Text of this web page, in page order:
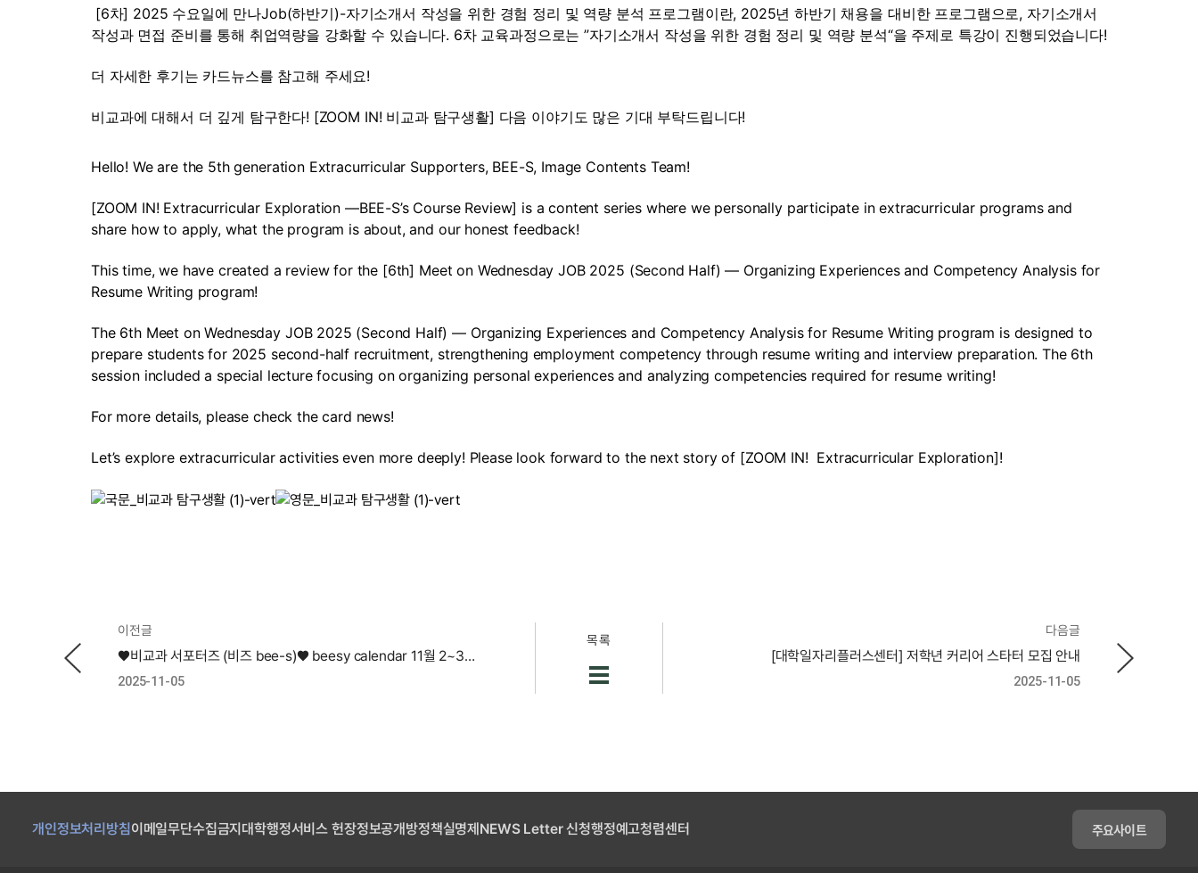
[6차] 2025 수요일에 만나Job(하반기)-자기소개서 작성을 위한 경험 정리 및 역량 분석 프로그램이란, 2025년 하반기 채용을 대비한 프로그램으로, 자기소개서
작성과 면접 준비를 통해 취업역량을 강화할 수 있습니다. 6차 교육과정으로는 ”자기소개서 작성을 위한 경험 정리 및 역량 분석“을 주제로 특강이 진행되었습니다!
더 자세한 후기는 카드뉴스를 참고해 주세요!
비교과에 대해서 더 깊게 탐구한다! [ZOOM IN! 비교과 탐구생활] 다음 이야기도 많은 기대 부탁드립니다!
Hello! We are the 5th generation Extracurricular Supporters, BEE-S, Image Contents Team!
[ZOOM IN! Extracurricular Exploration ―BEE-S’s Course Review] is a content series where we personally participate in extracurricular programs and
share how to apply, what the program is about, and our honest feedback!
This time, we have created a review for the [6th] Meet on Wednesday JOB 2025 (Second Half) ― Organizing Experiences and Competency Analysis for
Resume Writing program!
The 6th Meet on Wednesday JOB 2025 (Second Half) ― Organizing Experiences and Competency Analysis for Resume Writing program is designed to
prepare students for 2025 second-half recruitment, strengthening employment competency through resume writing and interview preparation. The 6th
session included a special lecture focusing on organizing personal experiences and analyzing competencies required for resume writing!
For more details, please check the card news!
Let’s explore extracurricular activities even more deeply! Please look forward to the next story of [ZOOM IN!  Extracurricular Exploration]!
이전글
♥비교과 서포터즈 (비즈 bee-s)♥ beesy calendar 11월 2~3주차 beesy calendar the 2nd and 3rd weeks of November!
2025-11-05
목록
다음글
[대학일자리플러스센터] 저학년 커리어 스타터 모집 안내
2025-11-05
개인정보처리방침이메일무단수집금지대학행정서비스 헌장정보공개방정책실명제NEWS Letter 신청행정예고청렴센터 주요사이트